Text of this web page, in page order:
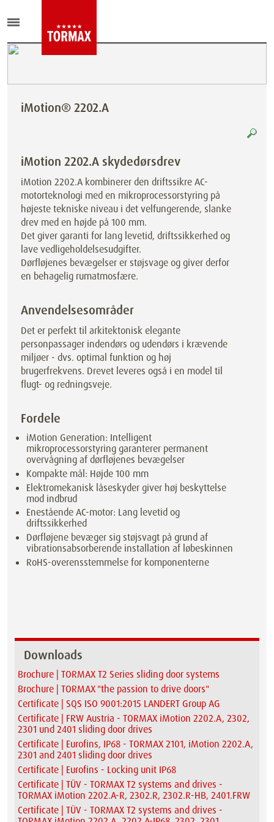
iMotion® 2202.A
iMotion 2202.A skydedørsdrev
iMotion 2202.A kombinerer den driftssikre AC-
motorteknologi med en mikroprocessorstyring på
højeste tekniske niveau i det velfungerende, slanke
drev med en højde på 100 mm.
Det giver garanti for lang levetid, driftssikkerhed og
lave vedligeholdelsesudgifter.
Dørfløjenes bevægelser er støjsvage og giver derfor
en behagelig rumatmosfære.
Anvendelsesområder
Det er perfekt til arkitektonisk elegante
personpassager indendørs og udendørs i krævende
miljøer - dvs. optimal funktion og høj
brugerfrekvens. Drevet leveres også i en model til
flugt- og redningsveje.
Fordele
iMotion Generation: Intelligent
mikroprocessorstyring garanterer permanent
overvågning af dørfløjenes bevægelser
Kompakte mål: Højde 100 mm
Elektromekanisk låseskyder giver høj beskyttelse
mod indbrud
Enestående AC-motor: Lang levetid og
driftssikkerhed
Dørfløjene bevæger sig støjsvagt på grund af
vibrationsabsorberende installation af løbeskinnen
RoHS-overensstemmelse for komponenterne
Downloads
Brochure | TORMAX T2 Series sliding door systems
Brochure | TORMAX "the passion to drive doors"
Certificate | SQS ISO 9001:2015 LANDERT Group AG
Certificate | FRW Austria - TORMAX iMotion 2202.A, 2302,
2301 und 2401 sliding door drives
Certificate | Eurofins, IP68 - TORMAX 2101, iMotion 2202.A,
2301 and 2401 sliding door drives
Certificate | Eurofins - Locking unit IP68
Certificate | TÜV - TORMAX T2 systems and drives -
TORMAX iMotion 2202.A-R, 2302.R, 2302.R-HB, 2401.FRW
Certificate | TÜV - TORMAX T2 systems and drives -